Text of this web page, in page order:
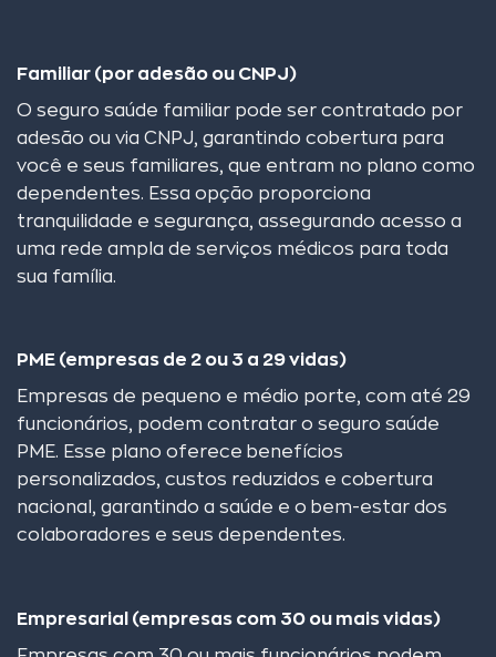
Familiar (por adesão ou CNPJ)
O seguro saúde familiar pode ser contratado por
adesão ou via CNPJ, garantindo cobertura para
você e seus familiares, que entram no plano como
dependentes. Essa opção proporciona
tranquilidade e segurança, assegurando acesso a
uma rede ampla de serviços médicos para toda
sua família.
PME (empresas de 2 ou 3 a 29 vidas)
Empresas de pequeno e médio porte, com até 29
funcionários, podem contratar o seguro saúde
PME. Esse plano oferece benefícios
personalizados, custos reduzidos e cobertura
nacional, garantindo a saúde e o bem-estar dos
colaboradores e seus dependentes.
Empresarial (empresas com 30 ou mais vidas)